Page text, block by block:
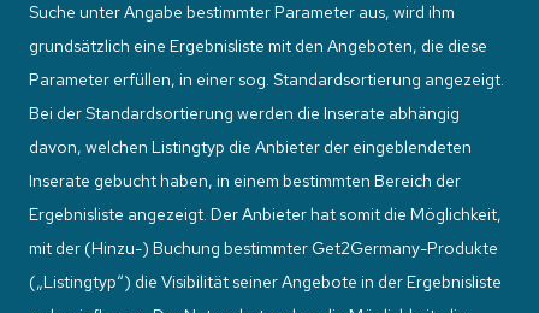
Suche unter Angabe bestimmter Parameter aus, wird ihm
grundsätzlich eine Ergebnisliste mit den Angeboten, die diese
Parameter erfüllen, in einer sog. Standardsortierung angezeigt.
Bei der Standardsortierung werden die Inserate abhängig
davon, welchen Listingtyp die Anbieter der eingeblendeten
Inserate gebucht haben, in einem bestimmten Bereich der
Ergebnisliste angezeigt. Der Anbieter hat somit die Möglichkeit,
mit der (Hinzu-) Buchung bestimmter Get2Germany-Produkte
(„Listingtyp“) die Visibilität seiner Angebote in der Ergebnisliste